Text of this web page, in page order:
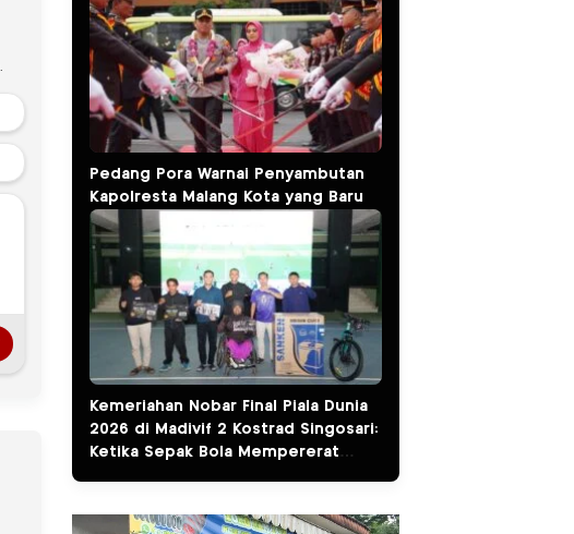
Pedang Pora Warnai Penyambutan
Kapolresta Malang Kota yang Baru
Kemeriahan Nobar Final Piala Dunia
2026 di Madivif 2 Kostrad Singosari:
Ketika Sepak Bola Mempererat